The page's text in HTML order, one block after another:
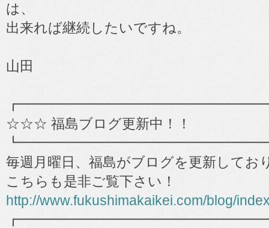
は、
出来れば継続したいですね。
山田
☆☆☆ 福島ブログ更新中！！
毎週月曜日、福島がブログを更新してお
こちらも是非ご覧下さい！
http://www.fukushimakaikei.com/blog/